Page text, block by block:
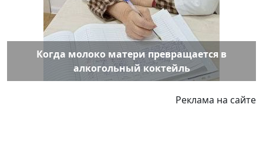
Когда молоко матери превращается в
алкогольный коктейль
Реклама на сайте